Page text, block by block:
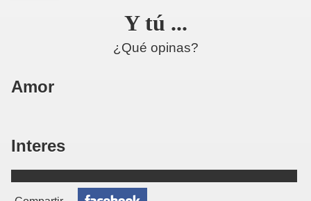
Y tú ...
¿Qué opinas?
Amor
Interes